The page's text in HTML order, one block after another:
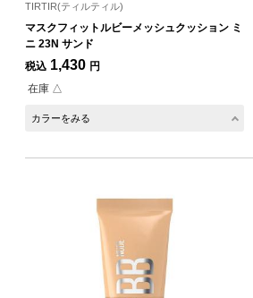
TIRTIR(ティルティル)
マスクフィットルビーメッシュクッション ミ
ニ 23N サンド
税込 1,430 円
在庫 △
カラーをみる